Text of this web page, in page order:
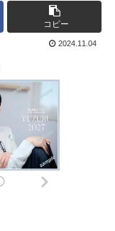
コピー
2024.11.04